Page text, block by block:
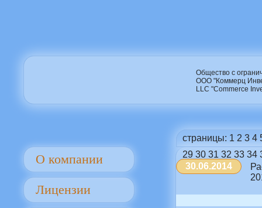
Общество с
ООО "Коммерц
LLC "Commerce
О компании
Лицензии
30.06.2014
страницы: 1 2 3 4
29 30 31 32 33 34